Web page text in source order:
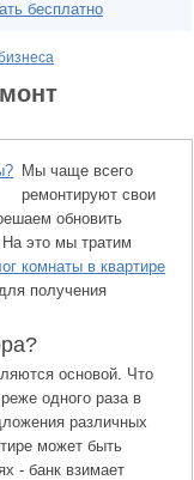
бесплатно
Мы чаще всего
ремонтируют свои
обновить
На это мы тратим
комнаты в квартире
получения
основой. Что
одного раза в
различных
может быть
- банк взимает